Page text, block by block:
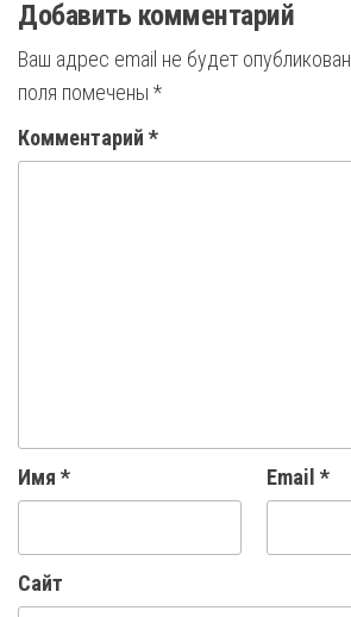
Добавить комментарий
Ваш адрес email не будет опубликован.
поля помечены *
Комментарий *
Имя * Email *
Сайт